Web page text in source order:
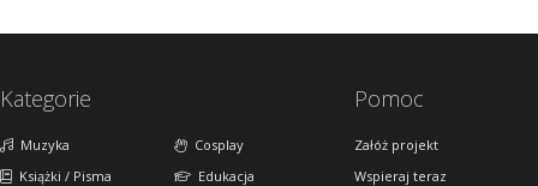
Kategorie
Muzyka
Książki / Pisma
Cosplay
Edukacja
Pomoc
Załóż projekt
Wspieraj teraz